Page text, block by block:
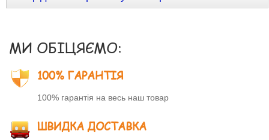
МИ ОБІЦЯЄМО:
100% ГАРАНТІЯ
100% гарантія на весь наш товар
ШВИДКА ДОСТАВКА